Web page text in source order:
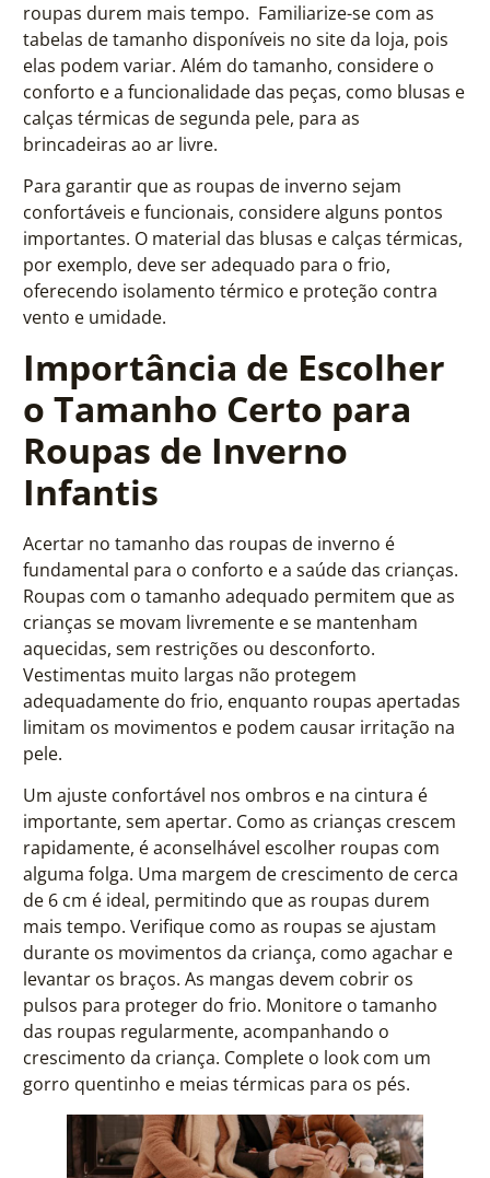
roupas durem mais tempo. Familiarize-se com as
tabelas de tamanho disponíveis no site da loja, pois
elas podem variar. Além do tamanho, considere o
conforto e a funcionalidade das peças, como blusas e
calças térmicas de segunda pele, para as
brincadeiras ao ar livre.
Para garantir que as roupas de inverno sejam
confortáveis e funcionais, considere alguns pontos
importantes. O material das blusas e calças térmicas,
por exemplo, deve ser adequado para o frio,
oferecendo isolamento térmico e proteção contra
vento e umidade.
Importância de Escolher
o Tamanho Certo para
Roupas de Inverno
Infantis
Acertar no tamanho das roupas de inverno é
fundamental para o conforto e a saúde das crianças.
Roupas com o tamanho adequado permitem que as
crianças se movam livremente e se mantenham
aquecidas, sem restrições ou desconforto.
Vestimentas muito largas não protegem
adequadamente do frio, enquanto roupas apertadas
limitam os movimentos e podem causar irritação na
pele.
Um ajuste confortável nos ombros e na cintura é
importante, sem apertar. Como as crianças crescem
rapidamente, é aconselhável escolher roupas com
alguma folga. Uma margem de crescimento de cerca
de 6 cm é ideal, permitindo que as roupas durem
mais tempo. Verifique como as roupas se ajustam
durante os movimentos da criança, como agachar e
levantar os braços. As mangas devem cobrir os
pulsos para proteger do frio. Monitore o tamanho
das roupas regularmente, acompanhando o
crescimento da criança. Complete o look com um
gorro quentinho e meias térmicas para os pés.